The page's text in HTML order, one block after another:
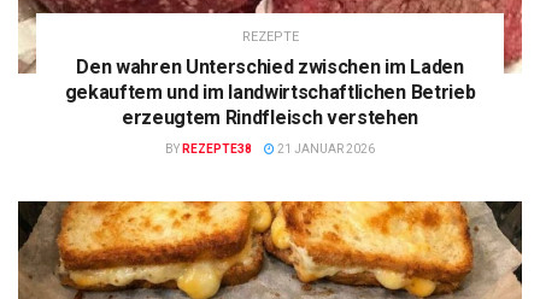
REZEPTE
Den wahren Unterschied zwischen im Laden
gekauftem und im landwirtschaftlichen Betrieb
erzeugtem Rindfleisch verstehen
BY REZEPTE38 21 JANUAR 2026